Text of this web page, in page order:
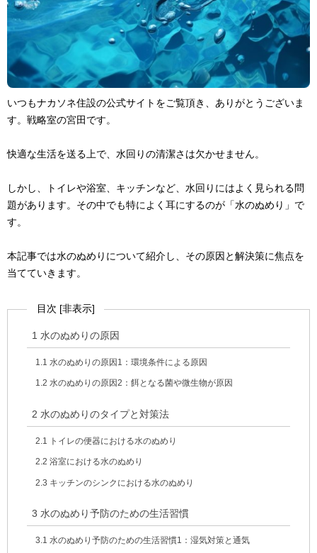
いつもナカソネ住設の公式サイトをご覧頂き、ありがとうございま
す。戦略室の宮田です。
快適な生活を送る上で、水回りの清潔さは欠かせません。
しかし、トイレや浴室、キッチンなど、水回りにはよく見られる問
題があります。その中でも特によく耳にするのが「水のぬめり」で
す。
本記事では水のぬめりについて紹介し、その原因と解決策に焦点を
当てていきます。
目次 [非表示]
1 水のぬめりの原因
1.1 水のぬめりの原因1：環境条件による原因
1.2 水のぬめりの原因2：餌となる菌や微生物が原因
2 水のぬめりのタイプと対策法
2.1 トイレの便器における水のぬめり
2.2 浴室における水のぬめり
2.3 キッチンのシンクにおける水のぬめり
3 水のぬめり予防のための生活習慣
3.1 水のぬめり予防のための生活習慣1：湿気対策と通気